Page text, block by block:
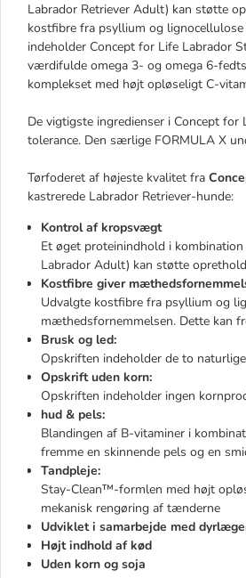
Labrador Retriever Adult) kan støtte
kostfibre fra psyllium og
indeholder Concept for Life Labrador
værdifulde omega 3- og omega 6-
komplekset med højt opløseligt C-
De vigtigste ingredienser i Concept
tolerance. Den særlige FORMULA X
Tørfoderet af højeste kvalitet fra
kastrerede Labrador Retriever-hunde:
Kontrol af kropsvægt
Et øget proteinindhold i
Labrador Adult) kan støtte
Kostfibre giver
Udvalgte kostfibre fra psyllium og
mæthedsfornemmelsen. Dette kan
Brusk og led:
Opskriften indeholder de to
Opskrift uden korn:
Opskriften indeholder ingen
hud & pels:
Blandingen af B-vitaminer i
fremme en skinnende pels og en
Tandpleje:
Stay-Clean™-formlen med højt
mekanisk rengøring af tænderne
Udviklet i samarbejde med
Højt indhold af kød
Uden korn og soja